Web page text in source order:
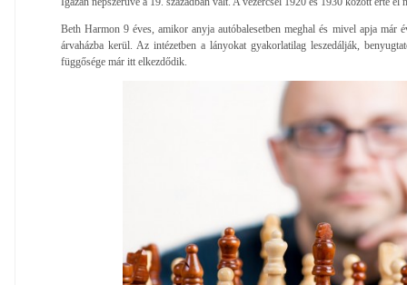
Beth Harmon 9 éves, amikor anyja autóbalesetben meghal és mivel apja már
árvaházba kerül. Az intézetben a lányokat gyakorlatilag leszedálják,
függősége már itt elkezdődik.